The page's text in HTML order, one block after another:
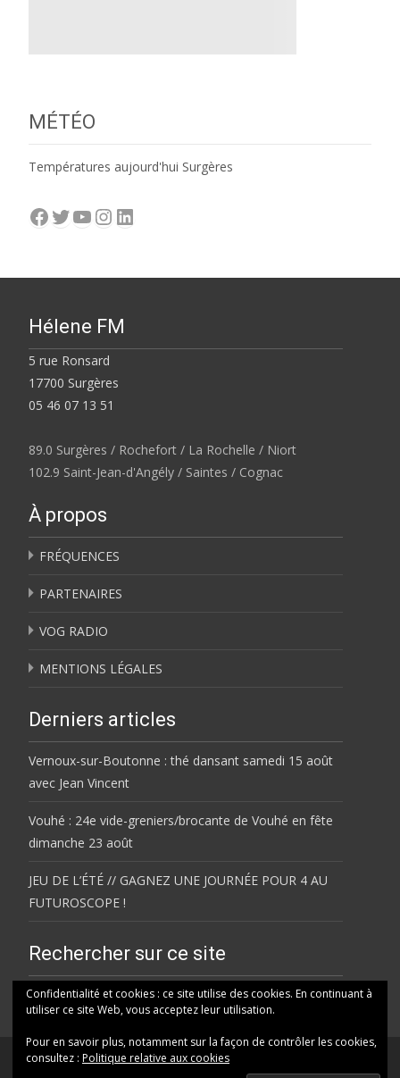
MÉTÉO
Températures aujourd'hui Surgères
Facebook
Twitter
YouTube
Instagram
LinkedIn
Hélene FM
5 rue Ronsard
17700 Surgères
05 46 07 13 51
89.0 Surgères / Rochefort / La Rochelle / Niort
102.9 Saint-Jean-d'Angély / Saintes / Cognac
À propos
FRÉQUENCES
PARTENAIRES
VOG RADIO
MENTIONS LÉGALES
Derniers articles
Vernoux-sur-Boutonne : thé dansant samedi 15 août
avec Jean Vincent
Vouhé : 24e vide-greniers/brocante de Vouhé en fête
dimanche 23 août
JEU DE L’ÉTÉ // GAGNEZ UNE JOURNÉE POUR 4 AU
FUTUROSCOPE !
Rechercher sur ce site
Rechercher
Confidentialité et cookies : ce site utilise des cookies. En continuant à
utiliser ce site Web, vous acceptez leur utilisation.
Pour en savoir plus, notamment sur la façon de contrôler les cookies,
consultez : Politique relative aux cookies